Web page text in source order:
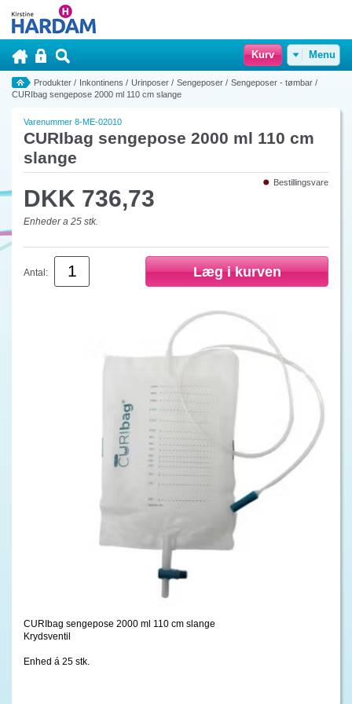
Kurv Menu
Produkter / Inkontinens / Urinposer / Sengeposer / Sengeposer - tømbar /
CURIbag sengepose 2000 ml 110 cm slange
Varenummer 8-ME-02010
CURIbag sengepose 2000 ml 110 cm
slange
Bestillingsvare
DKK 736,73
Enheder a 25 stk.
Antal:
CURIbag sengepose 2000 ml 110 cm slange
Krydsventil
Enhed á 25 stk.